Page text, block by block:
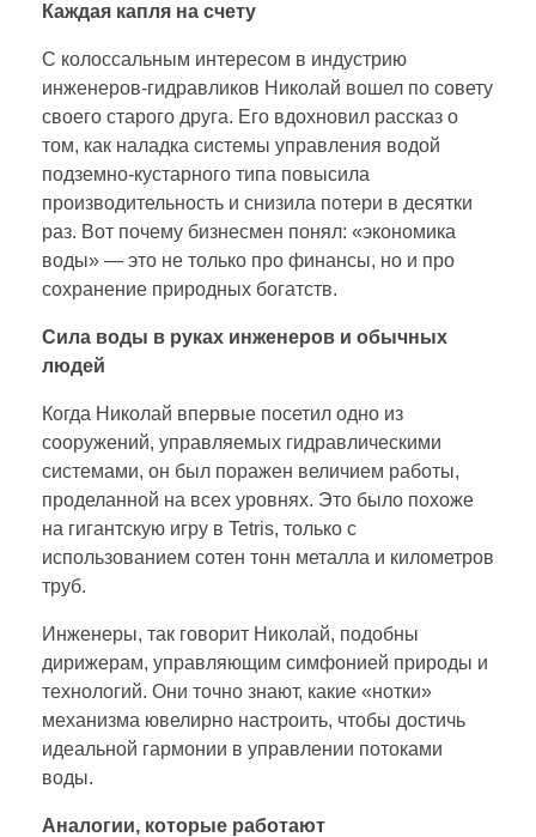
Каждая капля на счету
С колоссальным интересом в индустрию
инженеров-гидравликов Николай вошел по совету
своего старого друга. Его вдохновил рассказ о
том, как наладка системы управления водой
подземно-кустарного типа повысила
производительность и снизила потери в десятки
раз. Вот почему бизнесмен понял: «экономика
воды» — это не только про финансы, но и про
сохранение природных богатств.
Сила воды в руках инженеров и обычных
людей
Когда Николай впервые посетил одно из
сооружений, управляемых гидравлическими
системами, он был поражен величием работы,
проделанной на всех уровнях. Это было похоже
на гигантскую игру в Tetris, только с
использованием сотен тонн металла и километров
труб.
Инженеры, так говорит Николай, подобны
дирижерам, управляющим симфонией природы и
технологий. Они точно знают, какие «нотки»
механизма ювелирно настроить, чтобы достичь
идеальной гармонии в управлении потоками
воды.
Аналогии, которые работают